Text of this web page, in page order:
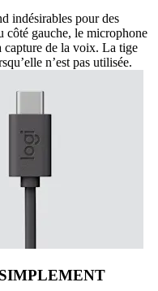
indésirables pour des
côté gauche, le microphone
capture de la voix. La tige
n’est pas utilisée.